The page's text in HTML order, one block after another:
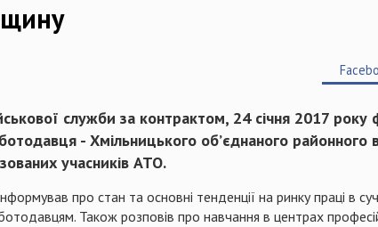
служби за контрактом, 24 січня 2017 року
- Хмільницького об’єднаного районного
учасників АТО.
про стан та основні тенденції на ринку праці в
Також розповів про навчання в центрах